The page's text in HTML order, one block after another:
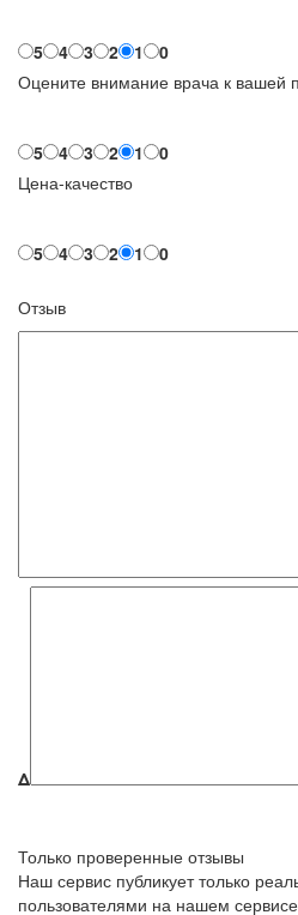
5 4 3 2 1
0
Оцените внимание врача к вашей
5 4 3 2 1
0
Цена-качество
5 4 3 2 1 0
Отзыв
Δ
Только проверенные отзывы
Наш сервис публикует только
пользователями на нашем